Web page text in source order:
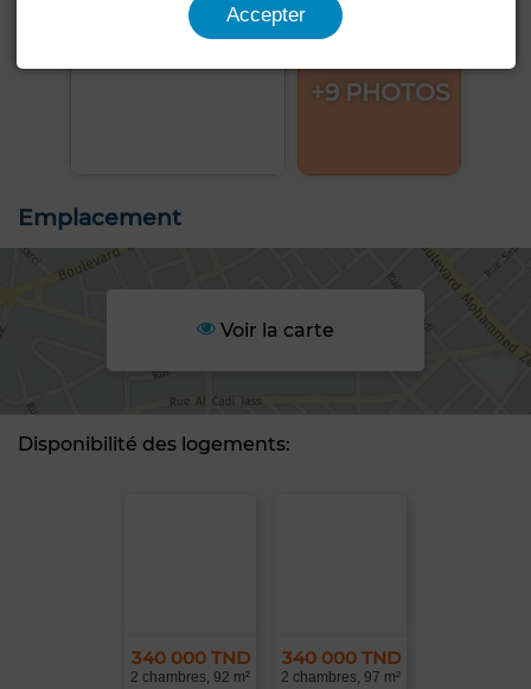
+9 PHOTOS
Emplacement
Voir la carte
Disponibilité des logements:
340 000 TND
2 chambres, 92 m²
340 000 TND
2 chambres, 97 m²
Accepter